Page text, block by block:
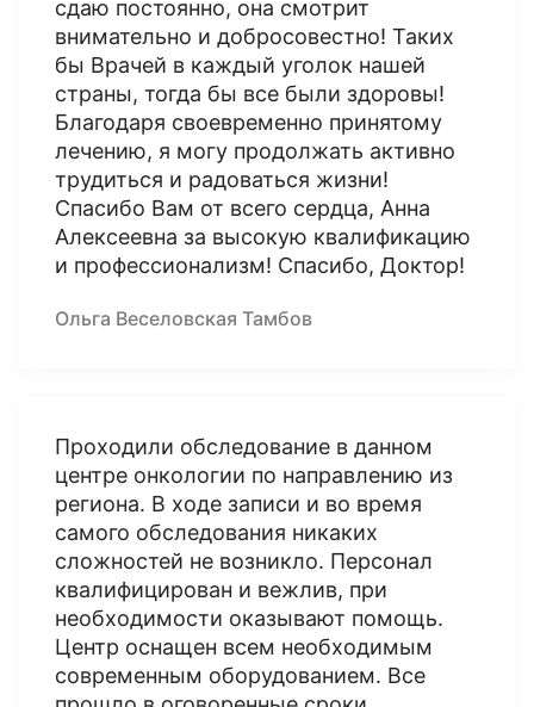
сдаю постоянно, она смотрит
внимательно и добросовестно! Таких
бы Врачей в каждый уголок нашей
страны, тогда бы все были здоровы!
Благодаря своевременно принятому
лечению, я могу продолжать активно
трудиться и радоваться жизни!
Спасибо Вам от всего сердца, Анна
Алексеевна за высокую квалификацию
и профессионализм! Спасибо, Доктор!
Ольга Веселовская Тамбов
Проходили обследование в данном
центре онкологии по направлению из
региона. В ходе записи и во время
самого обследования никаких
сложностей не возникло. Персонал
квалифицирован и вежлив, при
необходимости оказывают помощь.
Центр оснащен всем необходимым
современным оборудованием. Все